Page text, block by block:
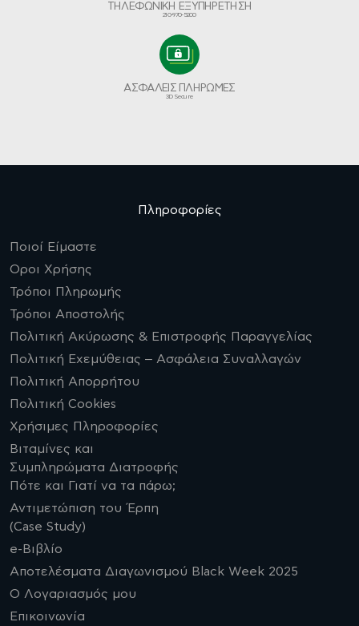
ΤΗΛΕΦΩΝΙΚΗ ΕΞΥΠΗΡΕΤΗΣΗ
210-970-5200
ΑΣΦΑΛΕΙΣ ΠΛΗΡΩΜΕΣ
3D Secure
Πληροφορίες
Ποιοί Είμαστε
Οροι Χρήσης
Τρόποι Πληρωμής
Τρόποι Αποστολής
Πολιτική Ακύρωσης & Επιστροφής Παραγγελίας
Πολιτική Εχεμύθειας – Ασφάλεια Συναλλαγών
Πολιτική Απορρήτου
Πολιτική Cookies
Χρήσιμες Πληροφορίες
Βιταμίνες και
Συμπληρώματα Διατροφής
Πότε και Γιατί να τα πάρω;
Αντιμετώπιση του Έρπη
(Case Study)
e-Βιβλίο
Αποτελέσματα Διαγωνισμού Black Week 2025
Ο Λογαριασμός μου
Επικοινωνία